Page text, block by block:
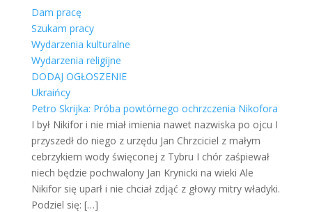
Dam pracę
Szukam pracy
Wydarzenia kulturalne
Wydarzenia religijne
DODAJ OGŁOSZENIE
Ukraińcy
Petro Skrijka: Próba powtórnego ochrzczenia Nikofora
I był Nikifor i nie miał imienia nawet nazwiska po ojcu I
przyszedł do niego z urzędu Jan Chrzciciel z małym
cebrzykiem wody święconej z Tybru I chór zaśpiewał
niech będzie pochwalony Jan Krynicki na wieki Ale
Nikifor się uparł i nie chciał zdjąć z głowy mitry władyki.
Podziel się: […]